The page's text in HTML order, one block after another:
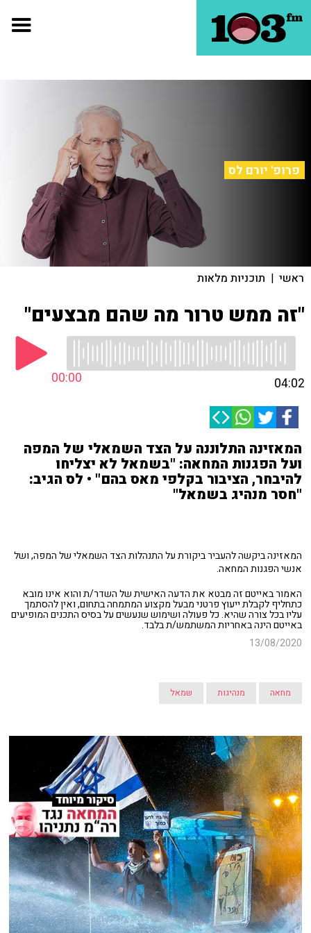
פרופ' יורם לס
ראשי | תוכניות מלאות
"זה ממש טרור מה שהם מבצעים"
00:00 04:02
המאזינה התלוננה על הצד השמאלי של המפה
ועל הפגנות המחאה: "בשמאל לא יצליחו
להיבחר, הציבור בקלפי מאס בהם" • לס הגיב:
"חסר מנהיג בשמאל"
המאזינה ביקשה להעביר ביקורת על התנהלות הצד השמאלי של המפה, ושל
אנשי הפגנות המחאה.
האמור באייטם זה מבטא את הדעה האישית של השדר/ת והוא אינו מובא
כתחליף לקבלת ייעוץ פרטני מבעל מקצוע המתמחה בתחום, ואין להסתמך
עליו בכל צורה שהיא. כל פעולה ושימוש שנעשים על בסיס התכנים המופיעים
באייטם הינה באחריות המשתמש/ת בלבד.
13/08/2020
מחאה מנהיגות שמאל